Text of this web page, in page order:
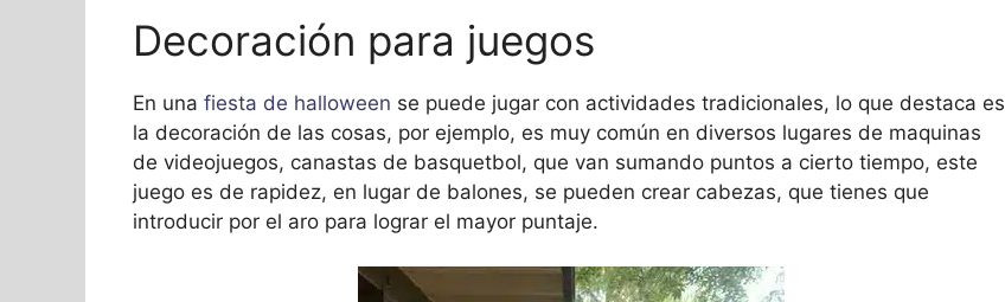
Decoración para juegos
En una fiesta de halloween se puede jugar con actividades tradicionales, lo que destaca es
la decoración de las cosas, por ejemplo, es muy común en diversos lugares de maquinas
de videojuegos, canastas de basquetbol, que van sumando puntos a cierto tiempo, este
juego es de rapidez, en lugar de balones, se pueden crear cabezas, que tienes que
introducir por el aro para lograr el mayor puntaje.